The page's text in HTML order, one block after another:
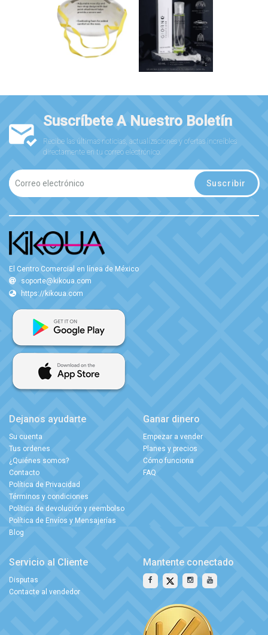
Suscríbete A Nuestro Boletín
Recibe las últimas noticias, actualizaciones y ofertas increíbles
directamente en tu correo electrónico.
Suscribir
El Centro Comercial en línea de México
soporte@kikoua.com
https://kikoua.com
Dejanos ayudarte
Su cuenta
Tus ordenes
¿Quiénes somos?
Contacto
Política de Privacidad
Términos y condiciones
Política de devolución y reembolso
Política de Envíos y Mensajerías
Blog
Ganar dinero
Empezar a vender
Planes y precios
Cómo funciona
FAQ
Servicio al Cliente
Disputas
Contacte al vendedor
Mantente conectado